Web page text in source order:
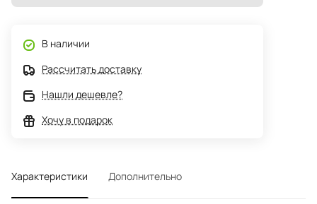
В наличии
Рассчитать доставку
Нашли дешевле?
Хочу в подарок
Характеристики Дополнительно